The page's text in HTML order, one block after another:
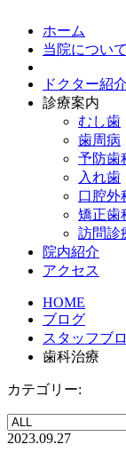
ホーム
当院について
ドクター紹介
診療案内
むし歯
歯周病
予防歯
入れ歯
口腔外
矯正歯
訪問診
院内紹介
アクセス
HOME
ブログ
スタッフブ
歯科治療
カテゴリー:
2023.09.27